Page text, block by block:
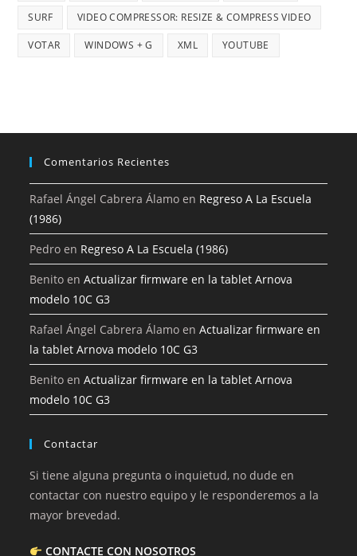
SURF VIDEO COMPRESSOR: RESIZE & COMPRESS VIDEO
VOTAR WINDOWS + G XML YOUTUBE
Comentarios Recientes
Rafael Ángel Cabrera Álamo en Regreso A La Escuela
(1986)
Pedro en Regreso A La Escuela (1986)
Benito enActualizar firmware en la tablet Arnova
modelo 10C G3
Rafael Ángel Cabrera Álamo enActualizar firmware en
la tablet Arnova modelo 10C G3
Benito enActualizar firmware en la tablet Arnova
modelo 10C G3
Contactar
Si tiene alguna pregunta o inquietud, no dude en
contactar con nuestro equipo y le responderemos a la
mayor brevedad.
CONTACTE CON NOSOTROS